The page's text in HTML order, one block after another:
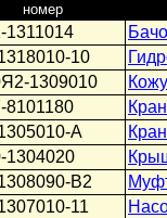
номер
1311014
10
1309010
8101180
А
1304020
В2
11